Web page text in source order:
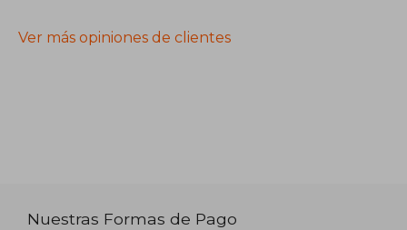
Ver más opiniones de clientes
Nuestras Formas de Pago